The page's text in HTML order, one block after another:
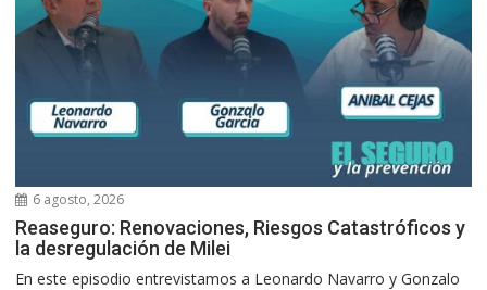
6 agosto, 2026
Reaseguro: Renovaciones, Riesgos Catastróficos y
la desregulación de Milei
En este episodio entrevistamos a Leonardo Navarro y Gonzalo